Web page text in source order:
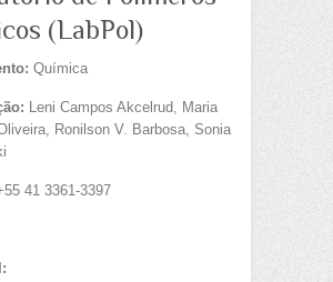
(LabPol)
Química
Leni Campos Akcelrud, Maria
Ronilson V. Barbosa, Sonia
41 3361-3397